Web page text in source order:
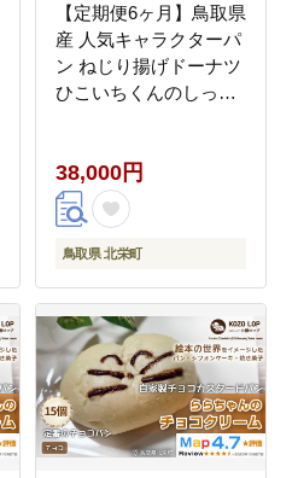
【定期便6ヶ月】鳥取県
産 人気キャラクターパ
ン ねじり揚げドーナツ
ひこいちくんのしっぽ
38,000円
鳥取県 北栄町